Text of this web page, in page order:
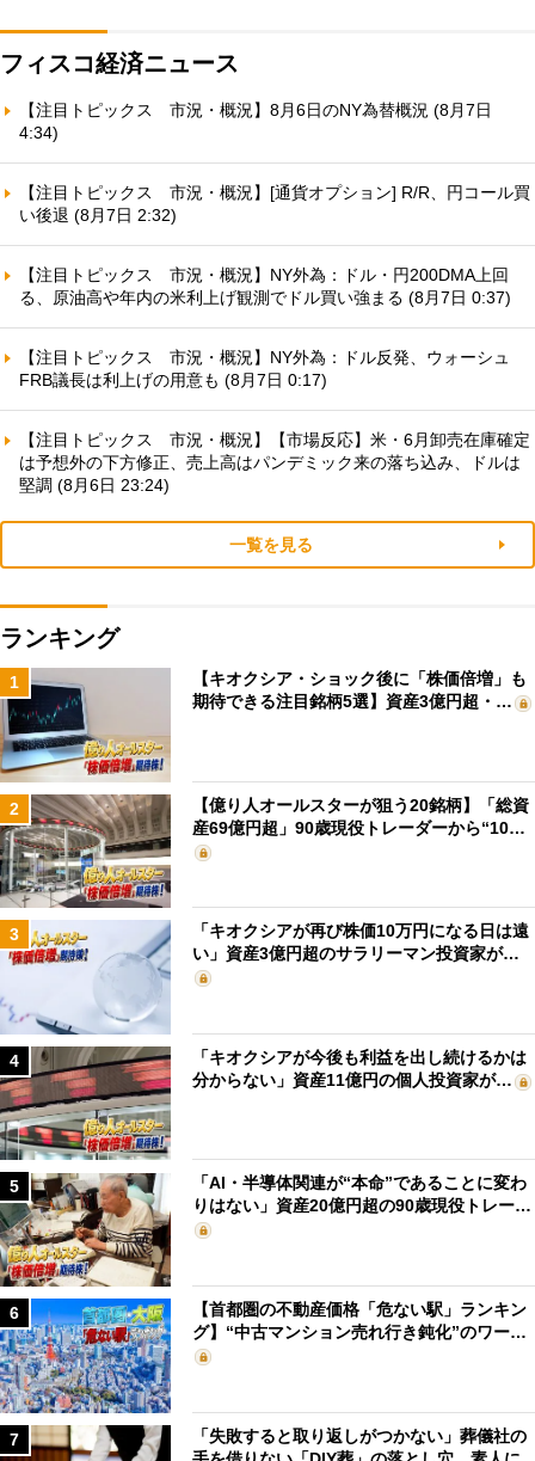
フィスコ経済ニュース
【注目トピックス 市況・概況】8月6日のNY為替概況 (8月7日
4:34)
【注目トピックス 市況・概況】[通貨オプション] R/R、円コール買
い後退 (8月7日 2:32)
【注目トピックス 市況・概況】NY外為：ドル・円200DMA上回
る、原油高や年内の米利上げ観測でドル買い強まる (8月7日 0:37)
【注目トピックス 市況・概況】NY外為：ドル反発、ウォーシュ
FRB議長は利上げの用意も (8月7日 0:17)
【注目トピックス 市況・概況】【市場反応】米・6月卸売在庫確定
は予想外の下方修正、売上高はパンデミック来の落ち込み、ドルは
堅調 (8月6日 23:24)
一覧を見る
ランキング
1
【キオクシア・ショック後に「株価倍増」も
期待できる注目銘柄5選】資産3億円超・…
2
【億り人オールスターが狙う20銘柄】「総資
産69億円超」90歳現役トレーダーから“10…
3
「キオクシアが再び株価10万円になる日は遠
い」資産3億円超のサラリーマン投資家が…
4
「キオクシアが今後も利益を出し続けるかは
分からない」資産11億円の個人投資家が…
5
「AI・半導体関連が“本命”であることに変わ
りはない」資産20億円超の90歳現役トレー…
6
【首都圏の不動産価格「危ない駅」ランキン
グ】“中古マンション売れ行き鈍化”のワー…
7
「失敗すると取り返しがつかない」葬儀社の